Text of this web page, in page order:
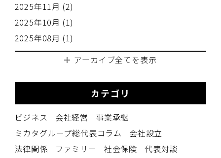
2025年11月 (2)
2025年10月 (1)
2025年08月 (1)
アーカイブ全てを表示
カテゴリ
ビジネス 会社経営
事業承継
ミカタグループ総代表コラム
会社設立
法律関係
ファミリー 社会保険
代表対談